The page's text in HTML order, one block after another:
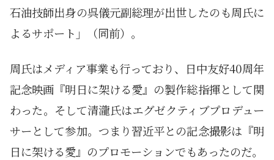
石油技師出身の呉儀元副総理が出世したのも周氏に
よるサポート」（同前）。
周氏はメディア事業も行っており、日中友好40周年
記念映画『明日に架ける愛』の製作総指揮として関
わった。そして清瀧氏はエグゼクティブプロデュー
サーとして参加。つまり習近平との記念撮影は『明
日に架ける愛』のプロモーションでもあったのだ。